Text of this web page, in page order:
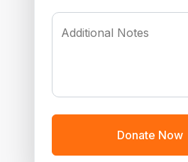
Additional Notes
Donate Now